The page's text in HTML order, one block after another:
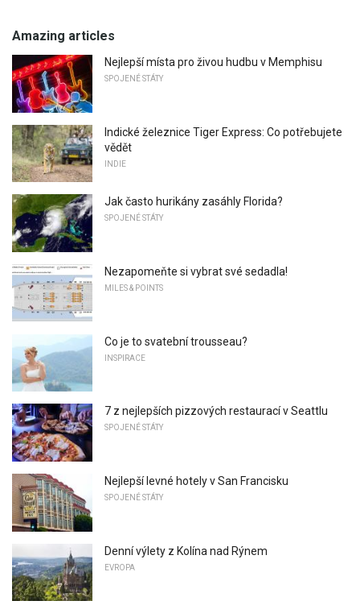
Amazing articles
Nejlepší místa pro živou hudbu v Memphisu
SPOJENÉ STÁTY
Indické železnice Tiger Express: Co potřebujete
vědět
INDIE
Jak často hurikány zasáhly Florida?
SPOJENÉ STÁTY
Nezapomeňte si vybrat své sedadla!
MILES & POINTS
Co je to svatební trousseau?
INSPIRACE
7 z nejlepších pizzových restaurací v Seattlu
SPOJENÉ STÁTY
Nejlepší levné hotely v San Francisku
SPOJENÉ STÁTY
Denní výlety z Kolína nad Rýnem
EVROPA